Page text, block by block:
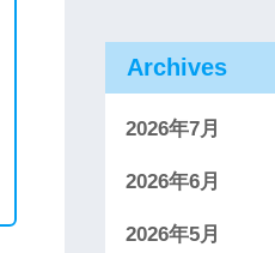
Archives
2026年7月
2026年6月
2026年5月